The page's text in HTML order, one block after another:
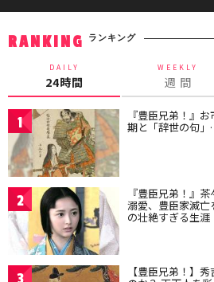
RANKING ランキング
DAILY
24時間
WEEKLY
週 間
1 『豊臣兄弟！』
期と「辞世の句
2 『豊臣兄弟！』
溺愛、豊臣家滅亡
の壮絶すぎる生涯
【豊臣兄弟！】